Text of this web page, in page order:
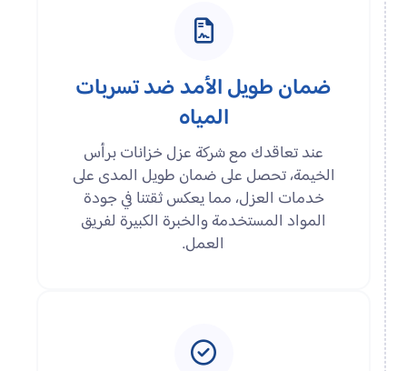
ضمان طويل الأمد ضد تسربات
المياه
عند تعاقدك مع شركة عزل خزانات برأس
الخيمة، تحصل على ضمان طويل المدى على
خدمات العزل، مما يعكس ثقتنا في جودة
المواد المستخدمة والخبرة الكبيرة لفريق
العمل.